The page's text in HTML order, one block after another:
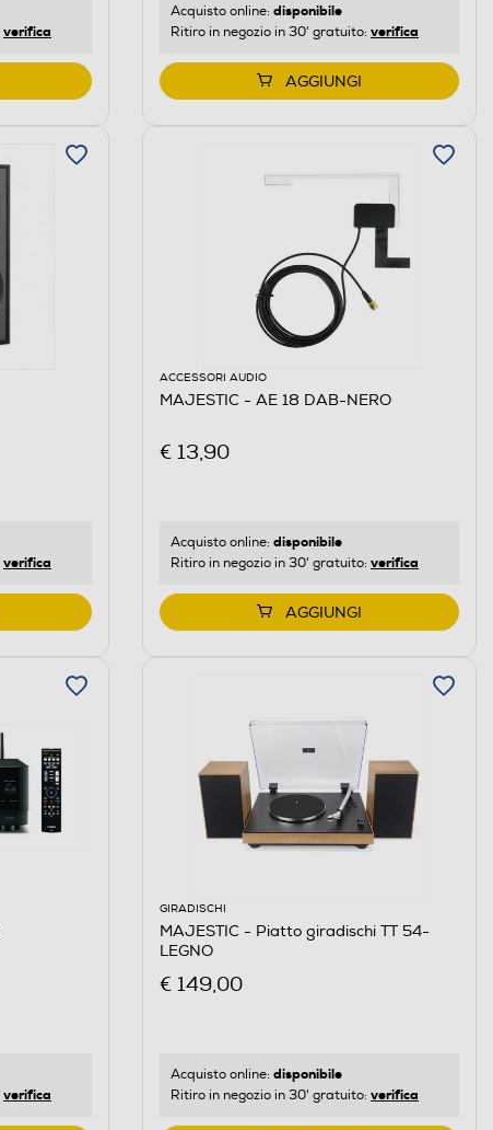
verifica
Acquisto online: disponibile
Ritiro in negozio in 30' gratuito: verifica
AGGIUNGI
verifica
ACCESSORI AUDIO
MAJESTIC - AE 18 DAB-NERO
€ 13,90
Acquisto online: disponibile
Ritiro in negozio in 30' gratuito: verifica
AGGIUNGI
verifica
GIRADISCHI
MAJESTIC - Piatto giradischi TT 54-
LEGNO
€ 149,00
Acquisto online: disponibile
Ritiro in negozio in 30' gratuito: verifica